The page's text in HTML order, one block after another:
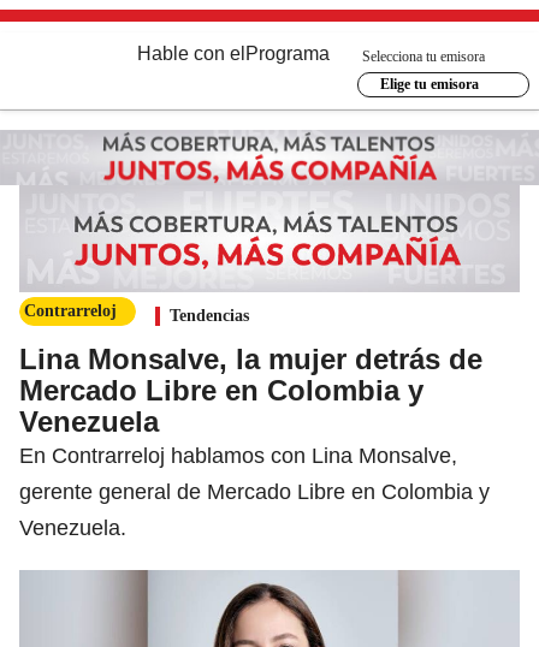
Hable con el Programa
Selecciona tu emisora
Elige tu emisora
Contrarreloj Tendencias
Lina Monsalve, la mujer detrás de
Mercado Libre en Colombia y
Venezuela
En Contrarreloj hablamos con Lina Monsalve,
gerente general de Mercado Libre en Colombia y
Venezuela.